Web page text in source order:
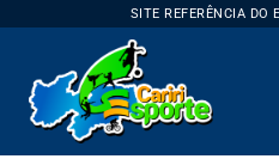
SITE REFERÊNCIA DO